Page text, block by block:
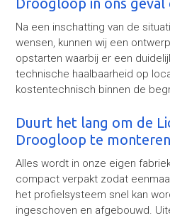
Droogloop in ons geval
Na een inschatting van de
wensen, kunnen wij een
opstarten waarbij er een
technische haalbaarheid op
kostentechnisch binnen de
Duurt het lang om de
Droogloop te
Alles wordt in onze eigen
compact verpakt zodat
het profielsysteem snel kan
ingeschoven en afgebouwd.